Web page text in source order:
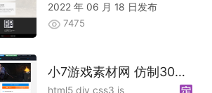
2022 年 06 月 18 日发布
7475
小7游戏素材网 仿制30GM 加优化
html5 div css3 js